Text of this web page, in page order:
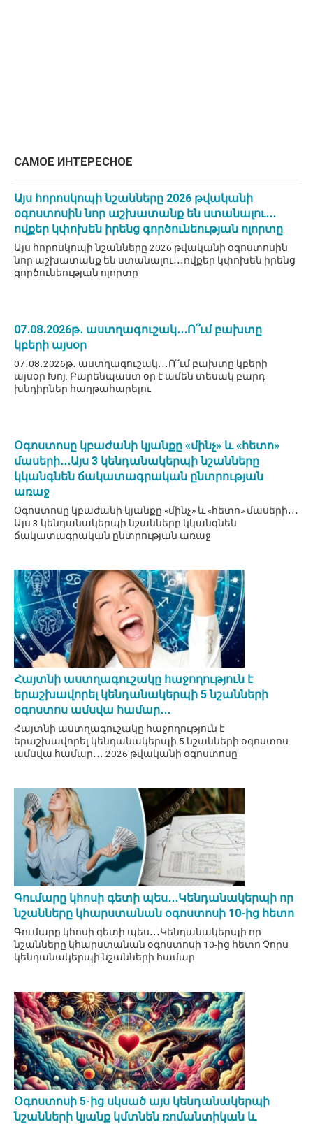
САМОЕ ИНТЕРЕСНОЕ
Այս հորոսկոպի նշանները 2026 թվականի
օգոստոսին նոր աշխատանք են ստանալու․․․
ովքեր կփոխեն իրենց գործունեության ոլորտը
Այս հորոսկոպի նշանները 2026 թվականի օգոստոսին
նոր աշխատանք են ստանալու․․․ովքեր կփոխեն իրենց
գործունեության ոլորտը
07․08․2026թ․ աստղագուշակ․․․Ո՞ւմ բախտը
կբերի այսօր
07․08․2026թ․ աստղագուշակ․․․Ո՞ւմ բախտը կբերի
այսօր Խոյ: Բարենպաստ օր է ամեն տեսակ բարդ
խնդիրներ հաղթահարելու
Օգոստոսը կբաժանի կյանքը «մինչ» և «հետո»
մասերի․․․Այս 3 կենդանակերպի նշանները
կկանգնեն ճակատագրական ընտրության
առաջ
Օգոստոսը կբաժանի կյանքը «մինչ» և «հետո» մասերի․․․
Այս 3 կենդանակերպի նշանները կկանգնեն
ճակատագրական ընտրության առաջ
Հայտնի աստղագուշակը հաջողություն է
երաշխավորել կենդանակերպի 5 նշանների
օգոստոս ամսվա համար․․․
Հայտնի աստղագուշակը հաջողություն է
երաշխավորել կենդանակերպի 5 նշանների օգոստոս
ամսվա համար․․․ 2026 թվականի օգոստոսը
Գումարը կհոսի գետի պես․․․Կենդանակերպի որ
նշանները կհարստանան օգոստոսի 10-ից հետո
Գումարը կհոսի գետի պես․․․Կենդանակերպի որ
նշանները կհարստանան օգոստոսի 10-ից հետո Չորս
կենդանակերպի նշանների համար
Օգոստոսի 5-ից սկսած այս կենդանակերպի
նշանների կյանք կմտնեն ռոմանտիկան և